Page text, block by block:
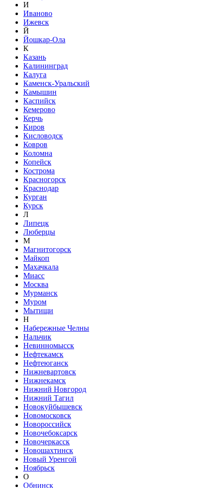
И
Иваново
Ижевск
Й
Йошкар-Ола
К
Казань
Калининград
Калуга
Каменск-Уральский
Камышин
Каспийск
Кемерово
Керчь
Киров
Кисловодск
Ковров
Коломна
Копейск
Кострома
Красногорск
Краснодар
Курган
Курск
Л
Липецк
Люберцы
М
Магнитогорск
Майкоп
Махачкала
Миасс
Москва
Мурманск
Муром
Мытищи
Н
Набережные Челны
Нальчик
Невинномысск
Нефтекамск
Нефтеюганск
Нижневартовск
Нижнекамск
Нижний Новгород
Нижний Тагил
Новокуйбышевск
Новомосковск
Новороссийск
Новочебоксарск
Новочеркасск
Новошахтинск
Новый Уренгой
Ноябрьск
О
Обнинск